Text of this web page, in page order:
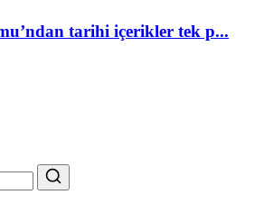
tarihi içerikler tek p...